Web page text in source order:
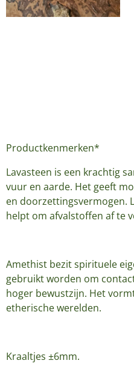
Productkenmerken*
Lavasteen is een krachtig
vuur en aarde. Het geeft
en doorzettingsvermogen.
helpt om afvalstoffen af te
Amethist bezit spirituele
gebruikt worden om
hoger bewustzijn. Het
etherische werelden.
Kraaltjes ±6mm.